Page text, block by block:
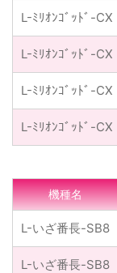
L-ﾐﾘｵﾝｺﾞｯﾄﾞ-CX
L-ﾐﾘｵﾝｺﾞｯﾄﾞ-CX
L-ﾐﾘｵﾝｺﾞｯﾄﾞ-CX
L-ﾐﾘｵﾝｺﾞｯﾄﾞ-CX
機種名
L-いざ番長-SB8
L-いざ番長-SB8